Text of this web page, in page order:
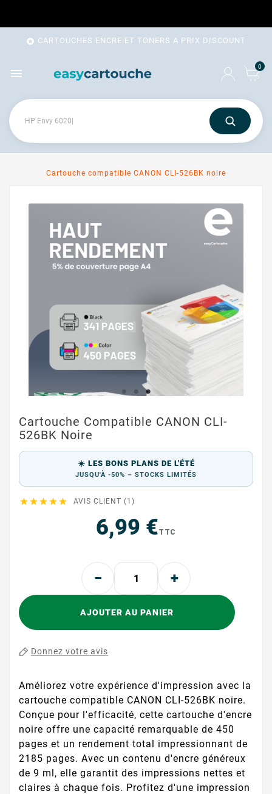
 CARTOUCHES ENCRE ET TONERS A PRIX DISCOUNT
 0
Cartouche compatible CANON CLI-526BK noire
Cartouche Compatible CANON CLI-
526BK Noire
☀️ LES BONS PLANS DE L'ÉTÉ
JUSQU'À -50% – STOCKS LIMITÉS
     AVIS CLIENT (1)
6,99 €TTC
AJOUTER AU PANIER
Donnez votre avis
Améliorez votre expérience d'impression avec la
cartouche compatible CANON CLI-526BK noire.
Conçue pour l'efficacité, cette cartouche d'encre
noire offre une capacité remarquable de 450
pages et un rendement total impressionnant de
2185 pages. Avec un contenu d'encre généreux
de 9 ml, elle garantit des impressions nettes et
claires à chaque fois. Profitez d'une impression